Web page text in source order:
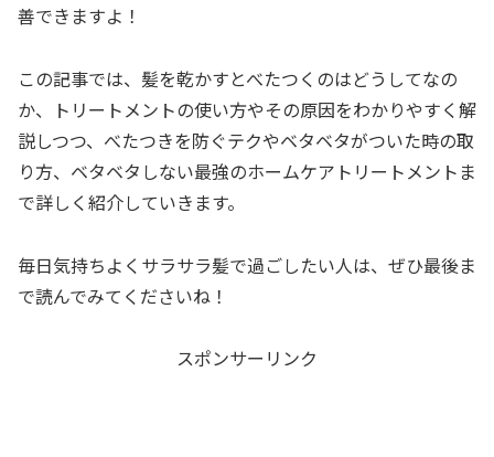
善できますよ！
この記事では、髪を乾かすとべたつくのはどうしてなの
か、トリートメントの使い方やその原因をわかりやすく解
説しつつ、べたつきを防ぐテクやベタベタがついた時の取
り方、ベタベタしない最強のホームケアトリートメントま
で詳しく紹介していきます。
毎日気持ちよくサラサラ髪で過ごしたい人は、ぜひ最後ま
で読んでみてくださいね！
スポンサーリンク